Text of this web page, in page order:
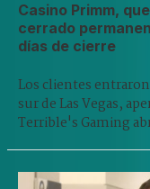
Casino Primm,
cerrado
días de cierre
Los clientes
sur de Las Vegas,
Terrible's Gaming